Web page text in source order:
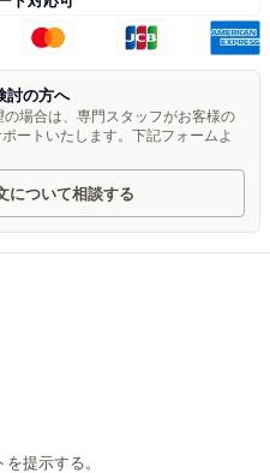
討の方へ
場合は、専門スタッフがお客様の
ートいたします。下記フォームよ
について相談する
提示する。